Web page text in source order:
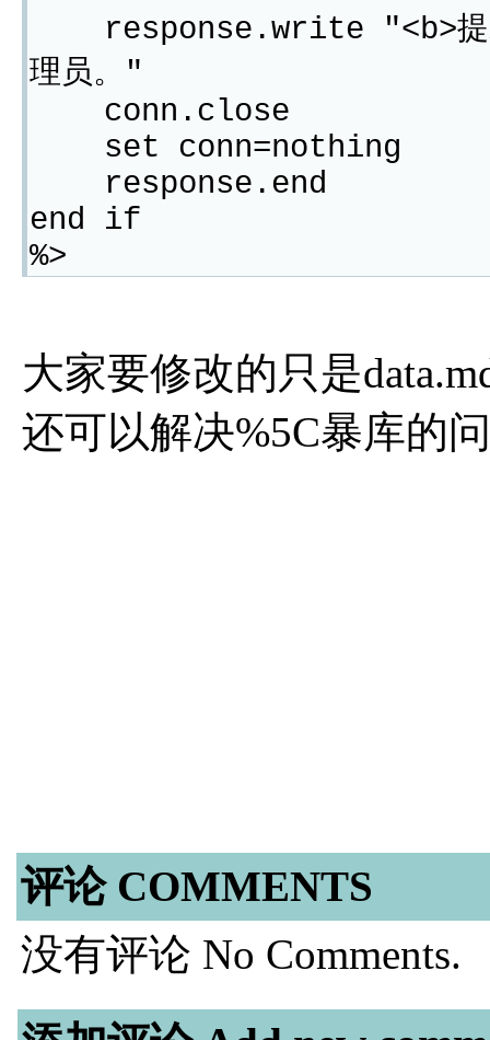
response.write "<b>提示
理员。"
conn.close
set conn=nothing
response.end
end if
%>
大家要修改的只是
还可以解决%5C暴库的
评论 COMMENTS
没有评论 No Comments.